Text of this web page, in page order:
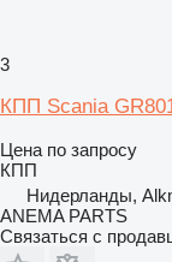
3
КПП Scania
Цена по запросу
КПП
Нидерланды,
ANEMA PARTS
Связаться с